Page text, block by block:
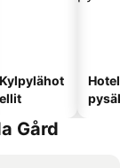
Kylpylähot
ellit
Gård